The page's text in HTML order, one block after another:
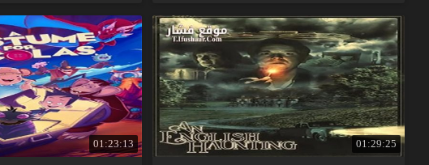
01:29:25
01:23:13